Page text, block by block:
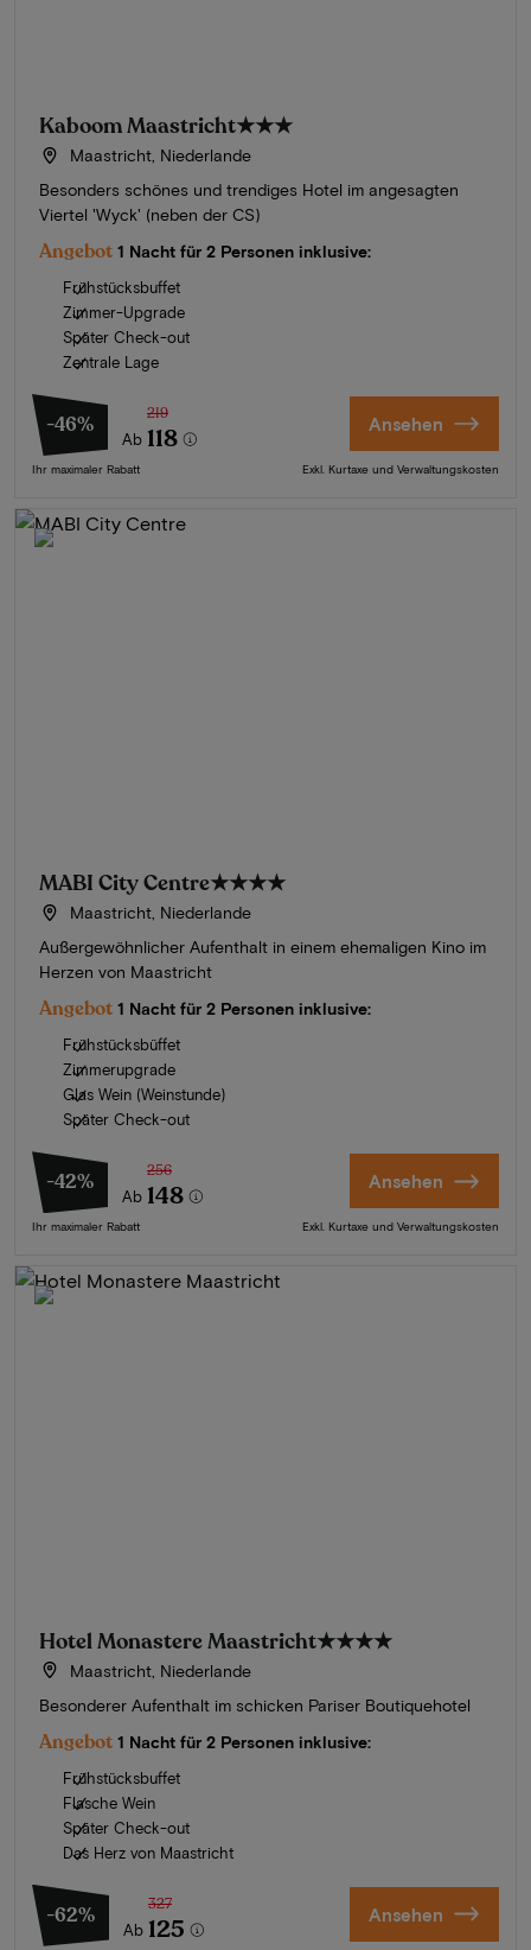
Kaboom Maastricht★★★
Maastricht, Niederlande
Besonders schönes und trendiges Hotel im angesagten
Viertel 'Wyck' (neben der CS)
Angebot 1 Nacht für 2 Personen inklusive:
Frühstücksbuffet
Zimmer-Upgrade
Später Check-out
Zentrale Lage
-46%
Ab
219
118
Ihr maximaler Rabatt
Ansehen
Exkl. Kurtaxe und Verwaltungskosten
MABI City Centre★★★★
Maastricht, Niederlande
Außergewöhnlicher Aufenthalt in einem ehemaligen Kino im
Herzen von Maastricht
Angebot 1 Nacht für 2 Personen inklusive:
Frühstücksbüffet
Zimmerupgrade
Glas Wein (Weinstunde)
Später Check-out
-42%
Ab
256
148
Ihr maximaler Rabatt
Ansehen
Exkl. Kurtaxe und Verwaltungskosten
Hotel Monastere Maastricht★★★★
Maastricht, Niederlande
Besonderer Aufenthalt im schicken Pariser Boutiquehotel
Angebot 1 Nacht für 2 Personen inklusive:
Frühstücksbuffet
Flasche Wein
Später Check-out
Das Herz von Maastricht
-62%
Ab
327
125 Ansehen